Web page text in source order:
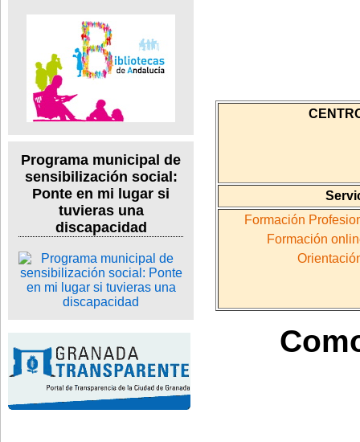
Programa municipal de
sensibilización social:
Ponte en mi lugar si
tuvieras una
discapacidad
Formación
Formación